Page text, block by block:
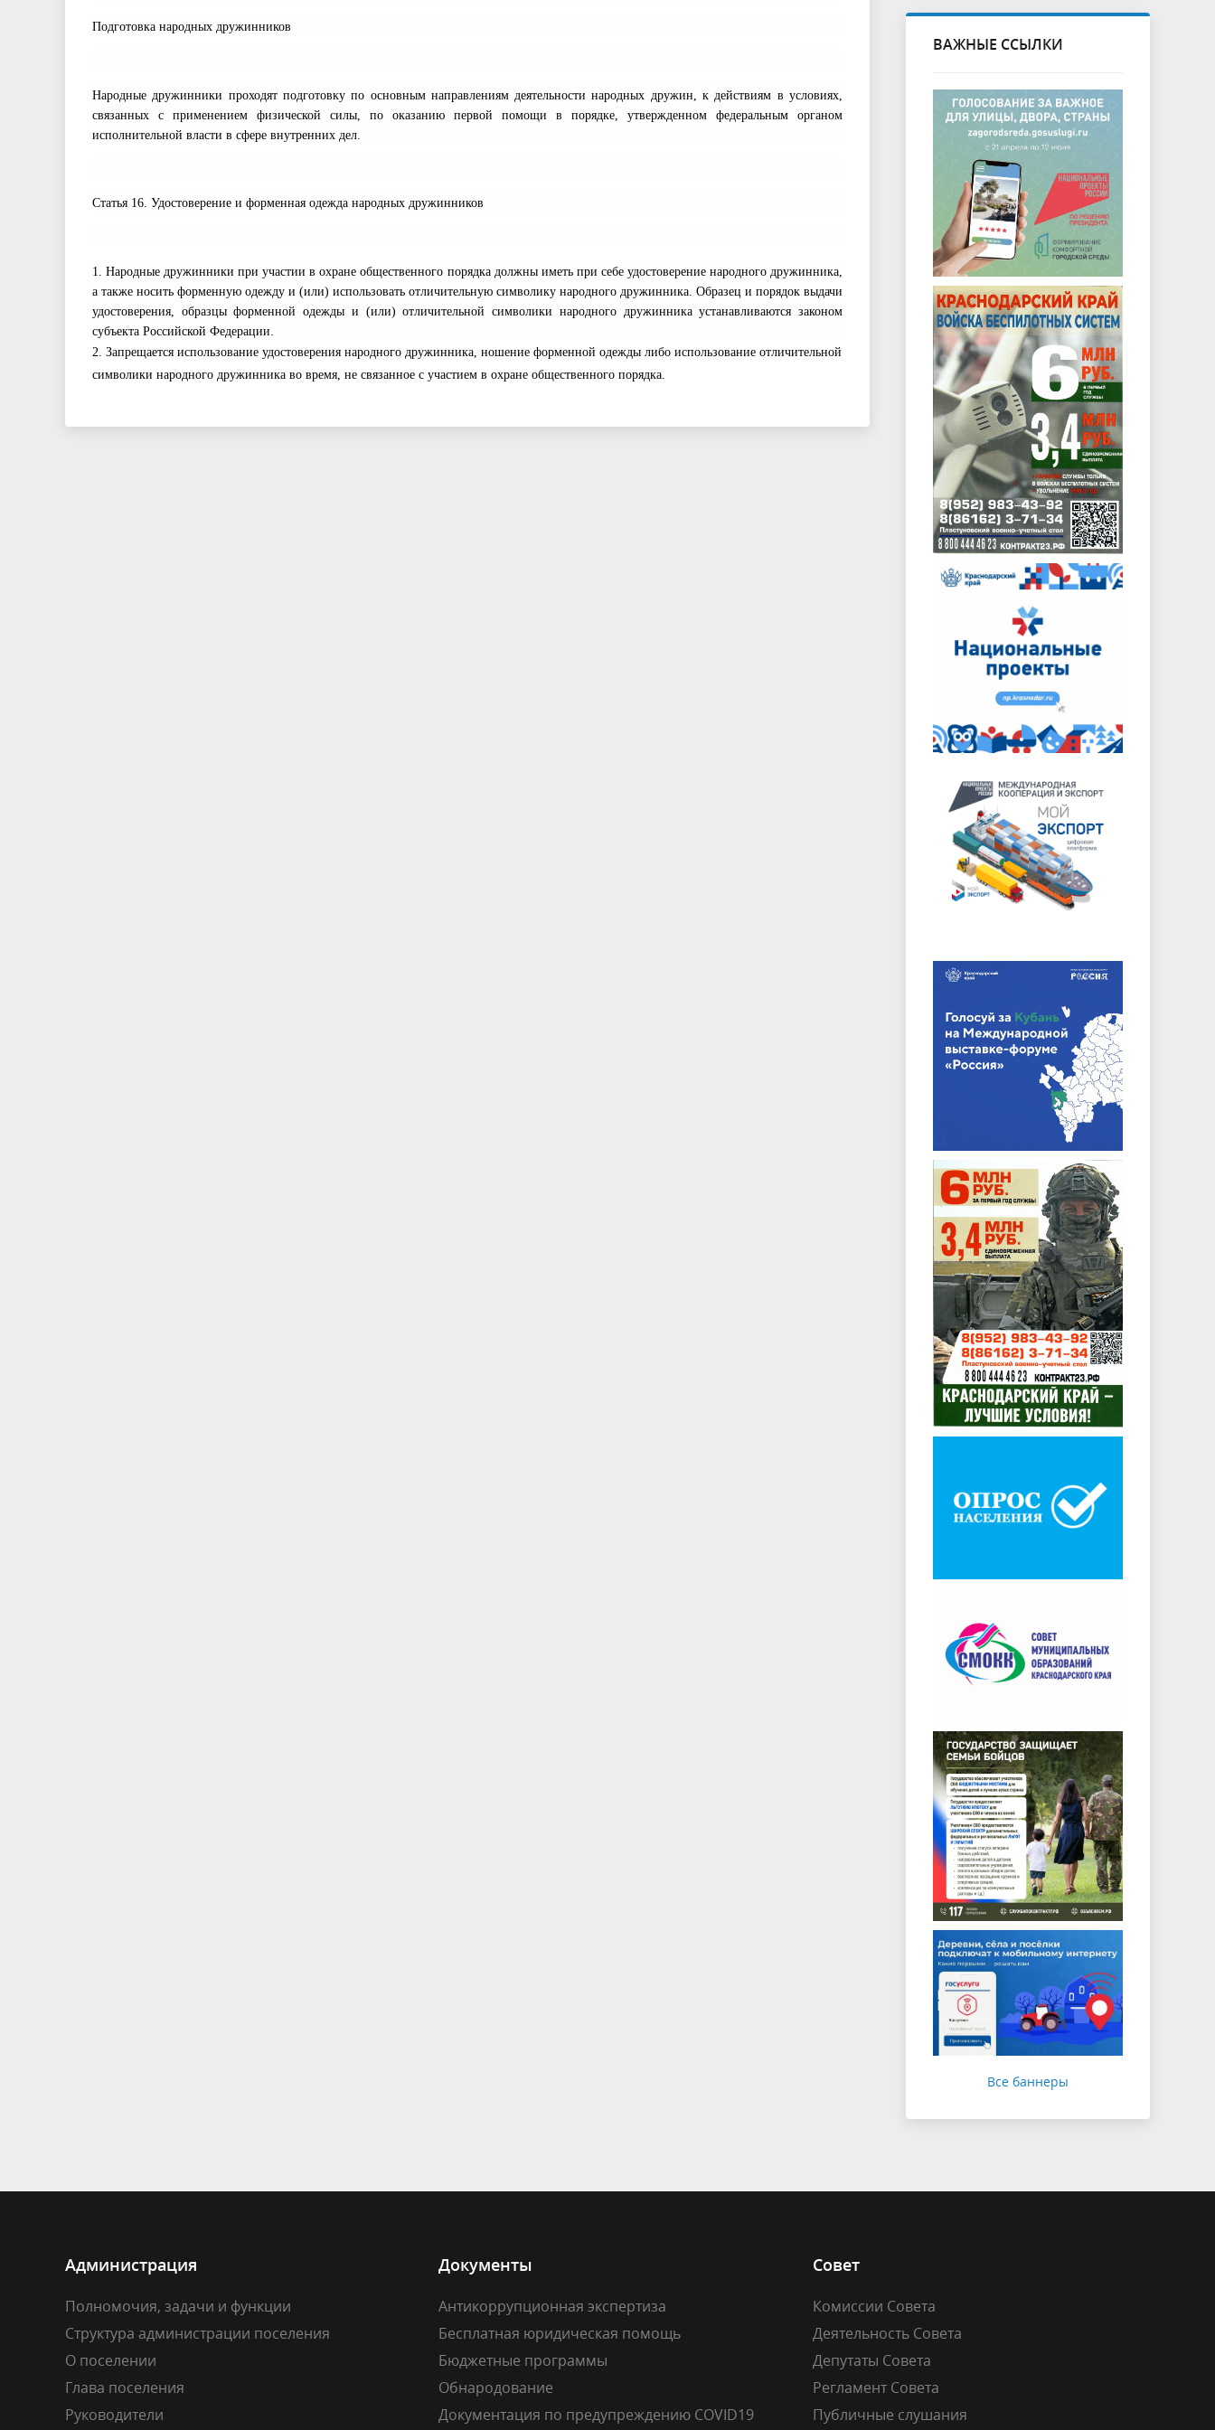
Подготовка народных дружинников
Народные дружинники проходят подготовку по основным направлениям деятельности народных дружин, к действиям в условиях,
связанных с применением физической силы, по оказанию первой помощи в порядке, утвержденном федеральным органом
исполнительной власти в сфере внутренних дел.
Статья 16. Удостоверение и форменная одежда народных дружинников
1. Народные дружинники при участии в охране общественного порядка должны иметь при себе удостоверение народного дружинника,
а также носить форменную одежду и (или) использовать отличительную символику народного дружинника. Образец и порядок выдачи
удостоверения, образцы форменной одежды и (или) отличительной символики народного дружинника устанавливаются законом
субъекта Российской Федерации.
2. Запрещается использование удостоверения народного дружинника, ношение форменной одежды либо использование отличительной
символики народного дружинника во время, не связанное с участием в охране общественного порядка.
ВАЖНЫЕ ССЫЛКИ
Все баннеры
Администрация
Полномочия, задачи и функции
Структура администрации поселения
О поселении
Глава поселения
Руководители
Документы
Антикоррупционная экспертиза
Бесплатная юридическая помощь
Бюджетные программы
Обнародование
Документация по предупреждению COVID19
Совет
Комиссии Совета
Деятельность Совета
Депутаты Совета
Регламент Совета
Публичные слушания